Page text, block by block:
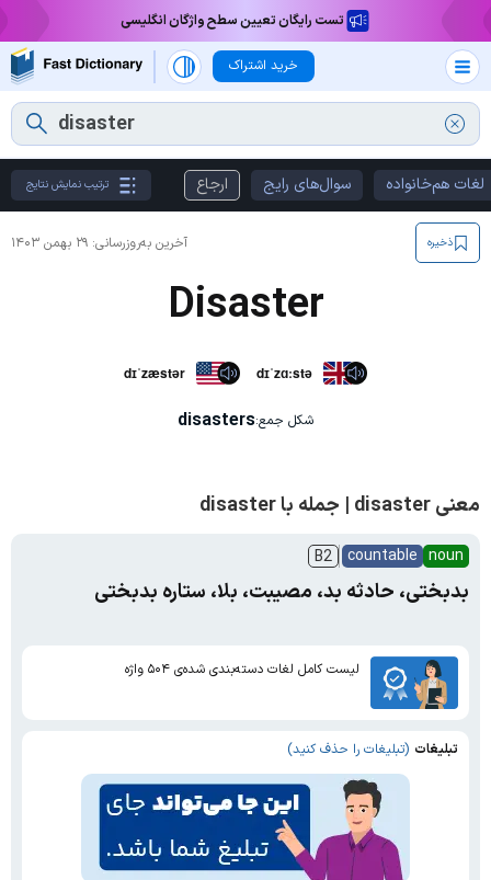
تست رایگان تعیین سطح واژگان انگلیسی
خرید اشتراک
لغات هم‌خانواده سوال‌های رایج ارجاع ترتیب نمایش نتایج
آخرین به‌روزرسانی: ۲۹ بهمن ۱۴۰۳ ذخیره
Disaster
dɪˈzæstər dɪˈzɑːstə
شکل جمع:disasters
معنی disaster | جمله با disaster
noun
countable
B2
بدبختی، حادثه بد، مصیبت، بلا، ستاره بدبختی
لیست کامل لغات دسته‌بندی شده‌ی ۵۰۴ واژه
تبلیغات (تبلیغات را حذف کنید)